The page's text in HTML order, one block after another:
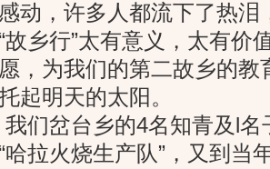
动，许多人都流下了热泪
故乡行”太有意义，太有价
，为我们的第二故乡的教
起明天的太阳。
岔台乡的4名知青及l名
哈拉火烧生产队”，又到当